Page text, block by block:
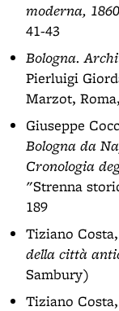
moderna,
41-43
Bologna.
Pierluigi
Marzot,
Giuseppe
Bologna da
Cronologia
"Strenna
189
Tiziano Costa,
della città
Sambury)
Tiziano Costa,